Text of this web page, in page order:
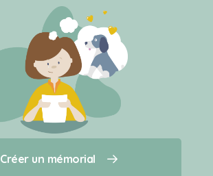
Créer un mémorial
Qui sommes-nous ?
Créer un mémorial